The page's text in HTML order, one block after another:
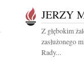
JERZY
Z głębokim
zasłużonego
Rady...